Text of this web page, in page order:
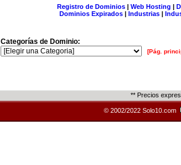
Registro de Dominios| Web Hosting |
Dominios Expirados | Industrias |
Categorías de Dominio:
[Pág.
** Precios
© 2002/2022 Solo10.com